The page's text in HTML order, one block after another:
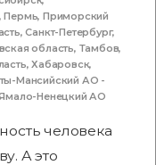
,Пермь,Приморский
,Санкт-Петербург,
область, Тамбов,
,Хабаровск,
Мансийский АО -
Ненецкий АО
человека
А это